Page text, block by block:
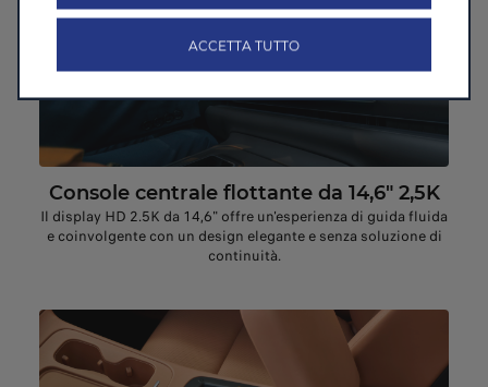
Console centrale flottante da 14,6" 2,5K
Il display HD 2.5K da 14,6" offre un'esperienza di guida fluida
e coinvolgente con un design elegante e senza soluzione di
continuità.
ACCETTA TUTTO